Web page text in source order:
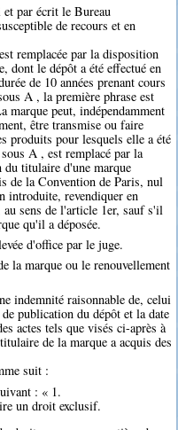
par écrit le Bureau
de recours et en
remplacée par la disposition
dont le dépôt a été effectué en
de 10 années prenant cours
A , la première phrase est
marque peut, indépendamment
être transmise ou faire
produits pour lesquels elle a été
A , est remplacé par la
titulaire d'une marque
de la Convention de Paris, nul
introduite, revendiquer en
sens de l'article 1er, sauf s'il
qu'il a déposée.
d'office par le juge.
la marque ou le renouvellement
indemnité raisonnable de, celui
publication du dépôt et la date
actes tels que visés ci-après à
de la marque a acquis des
suit :
: « 1.
un droit exclusif.